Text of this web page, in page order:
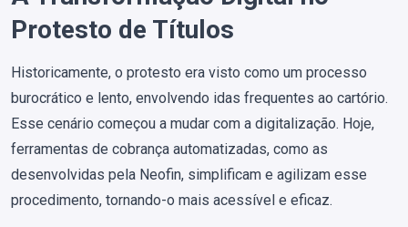
Protesto de Títulos
Historicamente, o protesto era visto como um processo
burocrático e lento, envolvendo idas frequentes ao cartório.
Esse cenário começou a mudar com a digitalização. Hoje,
ferramentas de cobrança automatizadas, como as
desenvolvidas pela Neofin, simplificam e agilizam esse
procedimento, tornando-o mais acessível e eficaz.